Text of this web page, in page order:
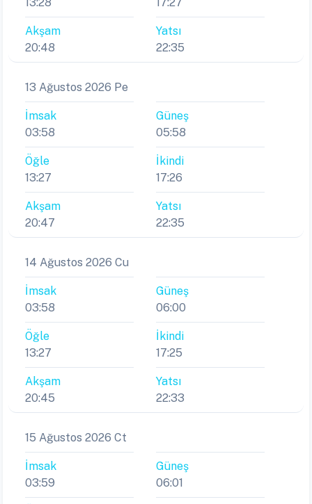
Akşam
20:48
Yatsı
22:35
13 Ağustos 2026 Pe
İmsak
03:58
Güneş
05:58
Öğle
13:27
İkindi
17:26
Akşam
20:47
Yatsı
22:35
14 Ağustos 2026 Cu
İmsak
03:58
Güneş
06:00
Öğle
13:27
İkindi
17:25
Akşam
20:45
Yatsı
22:33
15 Ağustos 2026 Ct
İmsak
03:59
Güneş
06:01